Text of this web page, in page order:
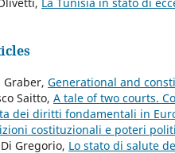
Graber, Generational and
Saitto, A tale of two courts.
dei diritti fondamentali in
costituzionali e poteri
Gregorio, Lo stato di salute